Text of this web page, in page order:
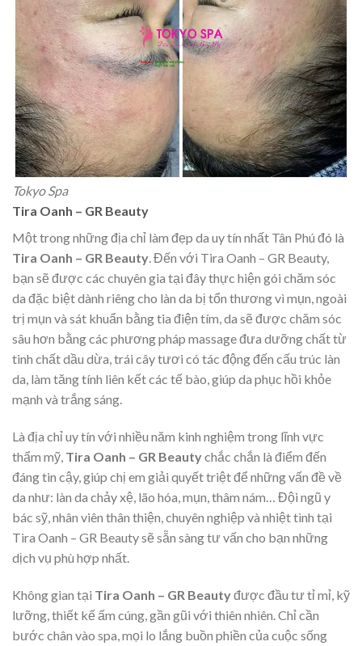
Tokyo Spa
Tira Oanh – GR Beauty
Một trong những địa chỉ làm đẹp da uy tín nhất Tân Phú đó là
Tira Oanh – GR Beauty. Đến với Tira Oanh – GR Beauty,
bạn sẽ được các chuyên gia tại đây thực hiện gói chăm sóc
da đặc biệt dành riêng cho làn da bị tổn thương vì mụn, ngoài
trị mụn và sát khuẩn bằng tia điện tím, da sẽ được chăm sóc
sâu hơn bằng các phương pháp massage đưa dưỡng chất từ
tinh chất dầu dừa, trái cây tươi có tác động đến cấu trúc làn
da, làm tăng tính liên kết các tế bào, giúp da phục hồi khỏe
mạnh và trắng sáng.
Là địa chỉ uy tín với nhiều năm kinh nghiệm trong lĩnh vực
thẩm mỹ, Tira Oanh – GR Beautychắc chắn là điểm đến
đáng tin cậy, giúp chị em giải quyết triệt để những vấn đề về
da như: làn da chảy xệ, lão hóa, mụn, thâm nám… Đội ngũ y
bác sỹ, nhân viên thân thiện, chuyên nghiệp và nhiệt tình tại
Tira Oanh – GR Beauty sẽ sẵn sàng tư vấn cho bạn những
dịch vụ phù hợp nhất.
Không gian tại Tira Oanh – GR Beautyđược đầu tư tỉ mỉ, kỹ
lưỡng, thiết kế ấm cúng, gần gũi với thiên nhiên. Chỉ cần
bước chân vào spa, mọi lo lắng buồn phiền của cuộc sống